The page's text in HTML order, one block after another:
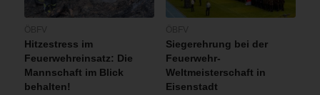
Hitzestress im
Feuerwehreinsatz: Die
Mannschaft im Blick
behalten!
Siegerehrung bei der
Feuerwehr-
Weltmeisterschaft in
Eisenstadt